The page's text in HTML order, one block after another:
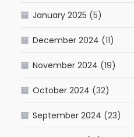
January 2025 (5)
December 2024 (11)
November 2024 (19)
October 2024 (32)
September 2024 (23)